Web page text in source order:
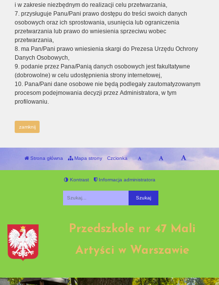
i w zakresie niezbędnym do realizacji celu przetwarzania,
7. przysługuje Panu/Pani prawo dostępu do treści swoich danych
osobowych oraz ich sprostowania, usunięcia lub ograniczenia
przetwarzania lub prawo do wniesienia sprzeciwu wobec
przetwarzania,
8. ma Pan/Pani prawo wniesienia skargi do Prezesa Urzędu Ochrony
Danych Osobowych,
9. podanie przez Pana/Panią danych osobowych jest fakultatywne
(dobrowolne) w celu udostępnienia strony internetowej,
10. Pana/Pani dane osobowe nie będą podlegały zautomatyzowanym
procesom podejmowania decyzji przez Administratora, w tym
profilowaniu.
zamknij
Strona główna Mapa strony Czcionka
Kontrast Informacja administratora
Przedszkole nr 47 Mali
Artyści w Warszawie